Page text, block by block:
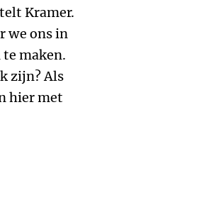
Kramer.
we ons in
maken.
zijn? Als
hier met